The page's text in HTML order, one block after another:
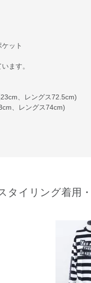
ット
ます。
、レングス72.5cm)
、レングス74cm)
タイリング着用